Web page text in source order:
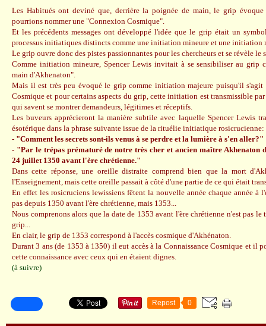
Les Habitués ont deviné que, derrière la poignée de main, le grip
pourrions nommer une "Connexion Cosmique".
Et les précédents messages ont développé l'idée que le grip était un
processus initiatiques distincts comme une initiation mineure et une initiation
Le grip ouvre donc des pistes passionnantes pour les chercheurs et se révèle le
Comme initiation mineure, Spencer Lewis invitait à se sensibiliser au grip
main d'Akhenaton".
Mais il est très peu évoqué le grip comme initiation majeure puisqu'il s'agit
Cosmique et pour certains aspects du grip, cette initiation est transmissible
qui savent se montrer demandeurs, légitimes et réceptifs.
Les buveurs apprécieront la manière subtile avec laquelle Spencer Lewis
ésotérique dans la phrase suivante issue de la rituélie initiatique rosicrucienne:
- "Comment les secrets sont-ils venus à se perdre et la lumière à s'en aller?"
- "Par le trépas prématuré de notre très cher et ancien maître Akhenaton
24 juillet 1350 avant l'ère chrétienne."
Dans cette réponse, une oreille distraite comprend bien que la mort
l'Enseignement, mais cette oreille passait à côté d'une partie de ce qui était
En effet les rosicruciens lewissiens fêtent la nouvelle année chaque année à
pas depuis 1350 avant l'ère chrétienne, mais 1353...
Nous comprenons alors que la date de 1353 avant l'ère chrétienne n'est pas le
grip...
En clair, le grip de 1353 correspond à l'accès cosmique d'Akhénaton.
Durant 3 ans (de 1353 à 1350) il eut accès à la Connaissance Cosmique et il
cette connaissance avec ceux qui en étaient dignes.
(à suivre)
Repost 0